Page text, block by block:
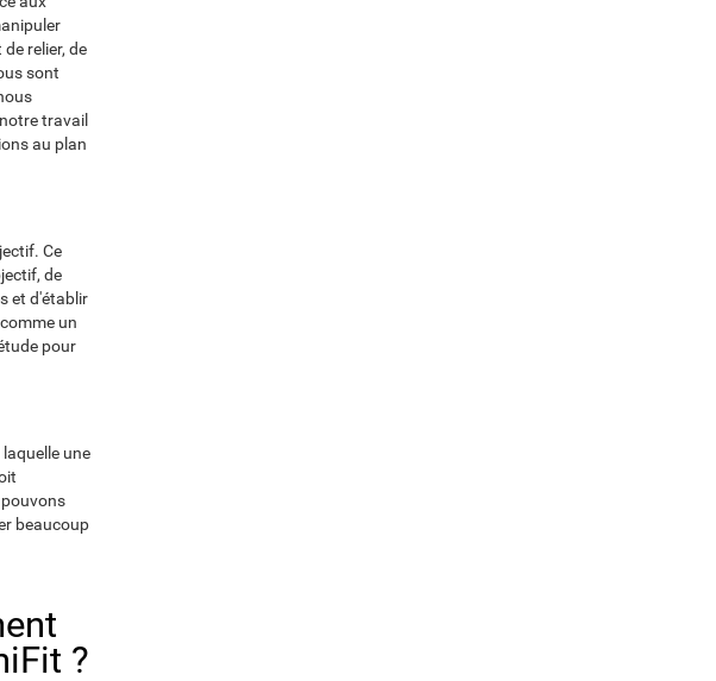
relier, de
sont
travail
au plan
Ce
de
et d'établir
un
pour
une
beaucoup
?